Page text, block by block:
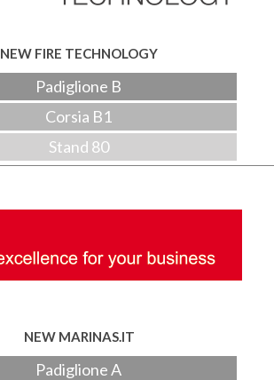
NEW FIRE TECHNOLOGY
Padiglione B
Corsia B1
Stand 80
NEW MARINAS.IT
Padiglione A